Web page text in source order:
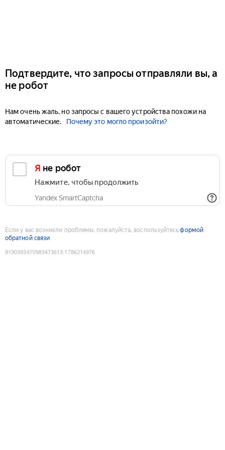
Подтвердите, что запросы отправляли вы, а
не робот
Нам очень жаль, но запросы с вашего устройства похожи на
автоматические.
Почему это могло произойти?
Я не робот
Нажмите, чтобы продолжить
Yandex SmartCaptcha
Если у вас возникли проблемы, пожалуйста, воспользуйтесьформой
обратной связи
9190393470983473613:1786214976